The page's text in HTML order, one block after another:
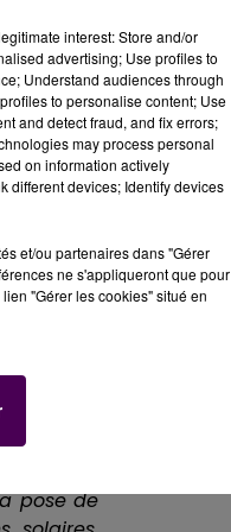
cadeau à
restez
pose de
interest: Store and/or
advertising; Use profiles to
Understand audiences through
to personalise content; Use
and detect fraud, and fix errors;
may process personal
on information actively
different devices; Identify devices
et/ou partenaires dans "Gérer
ne s'appliqueront que pour
"Gérer les cookies" situé en